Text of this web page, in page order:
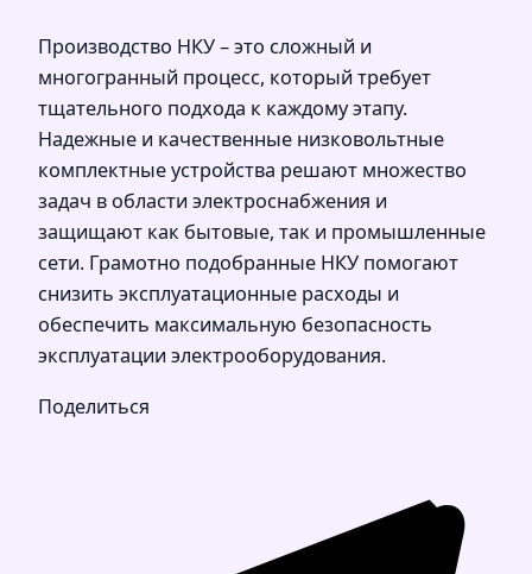
Производство НКУ – это сложный и
многогранный процесс, который требует
тщательного подхода к каждому этапу.
Надежные и качественные низковольтные
комплектные устройства решают множество
задач в области электроснабжения и
защищают как бытовые, так и промышленные
сети. Грамотно подобранные НКУ помогают
снизить эксплуатационные расходы и
обеспечить максимальную безопасность
эксплуатации электрооборудования.
Поделиться